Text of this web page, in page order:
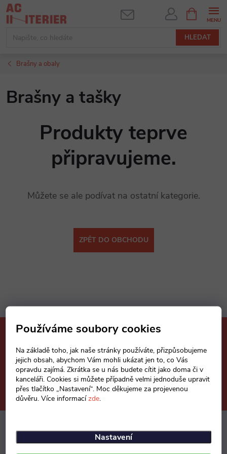
Používáme soubory cookies
Na základě toho, jak naše stránky používáte, přizpůsobujeme
jejich obsah, abychom Vám mohli ukázat jen to, co Vás
opravdu zajímá. Zkrátka se u nás budete cítit jako doma či v
kanceláři. Cookies si můžete případně velmi jednoduše upravit
přes tlačítko „Nastavení“. Moc děkujeme za projevenou
důvěru. Více informacízde.
Nastavení
Přejít
na
HLEDAT
NÁKUPNÍ
KOŠÍK
Brašny a obaly
Brašny a tašky
Produkty teprve
připravujeme.
Můžete se ale podívat na ostatní kategorie.
ZPĚT DO OBCHODU
p
Mějte přehled o novinkách
a slevách
E-mail ODEBÍRAT